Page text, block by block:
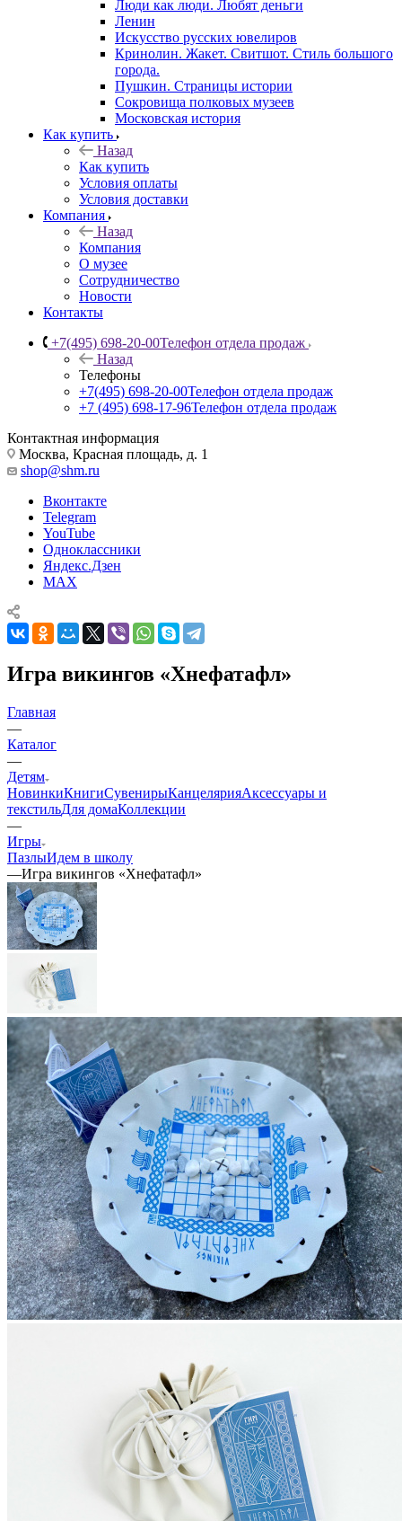
Люди как люди. Любят деньги
Ленин
Искусство русских ювелиров
Кринолин. Жакет. Свитшот. Стиль большого
города.
Пушкин. Страницы истории
Сокровища полковых музеев
Московская история
Как купить
Назад
Как купить
Условия оплаты
Условия доставки
Компания
Назад
Компания
О музее
Сотрудничество
Новости
Контакты
+7(495) 698-20-00Телефон отдела продаж
Назад
Телефоны
+7(495) 698-20-00Телефон отдела продаж
+7 (495) 698-17-96Телефон отдела продаж
Контактная информация
Москва, Красная площадь, д. 1
shop@shm.ru
Вконтакте
Telegram
YouTube
Одноклассники
Яндекс.Дзен
MAX
Игра викингов «Хнефатафл»
Главная
—
Каталог
—
Детям
НовинкиКнигиСувенирыКанцелярияАксессуары и
текстильДля домаКоллекции
—
Игры
ПазлыИдем в школу
—Игра викингов «Хнефатафл»